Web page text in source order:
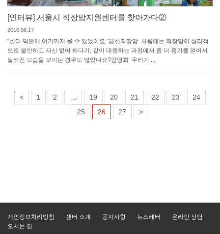
[인터뷰] 서울시 직장맘지원센터를 찾아가다②
2016.08.17
“센터 덕분에 여기까지 올 수 있었어요.”금천직장맘 처음에는 직장맘이 심리적
으로 불안하고 자신 없어 하다가, 같이 대응하는 과정에서 좀 더 용기를 얻어서
달라진 모습을 보이는 경우도 많았나요?김명희 우리가 ...
< 1 2 19 20 21 22 23
24
25
26 27 >
개인정보처리방침 센터 소개 공지사항 뉴스레터
온라인 상담
오시는 길